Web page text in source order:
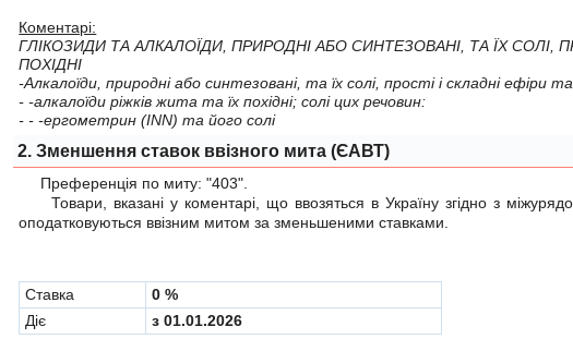
Коментарі:
ГЛIКОЗИДИ ТА АЛКАЛОЇДИ, ПРИРОДНI АБО СИНТЕЗОВАНI, ТА ЇХ СОЛI,
ПОХIДНI
-Алкалоїди,
- -алкалоїди рiжкiв жита та їх похiднi; солi цих речовин:
- - -ергометрин (INN) та його солi
2. Зменшення ставок ввізного мита (ЄАВТ)
Преференція по миту:"403"
Товари, вказані у коментарі, що ввозяться в Україну згiдно з
оподатковуються ввізним митом за зменьшеними ставками.
Cтавка
0 %
Діє
з 01.01.2026